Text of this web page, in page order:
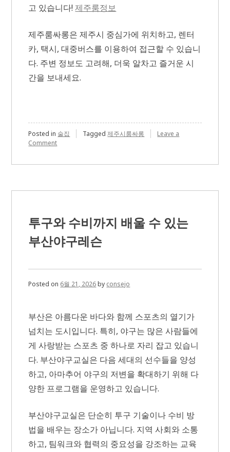
고 있습니다!제주룸정보
제주룸싸롱은 제주시 중심가에 위치하고, 렌터
카, 택시, 대중버스를 이용하여 접근할 수 있습니
다. 주변 정보도 고려해, 더욱 알차고 즐거운 시
간을 보내세요.
Posted in 술집 Tagged제주시룸싸롱
Leave a
Commenton
롱
와
교
통
편
방
법
투구와 수비까지 배울 수 있는
부산야구레슨
Posted on 6월 21, 2026by consejo
부산은 아름다운 바다와 함께 스포츠의 열기가
넘치는 도시입니다. 특히, 야구는 많은 사람들에
게 사랑받는 스포츠 중 하나로 자리 잡고 있습니
다. 부산야구교실은 다음 세대의 선수들을 양성
하고, 아마추어 야구의 저변을 확대하기 위해 다
양한 프로그램을 운영하고 있습니다.
부산야구교실은 단순히 투구 기술이나 수비 방
법을 배우는 장소가 아닙니다. 지역 사회와 소통
하고, 팀워크와 협력의 중요성을 강조하는 교육